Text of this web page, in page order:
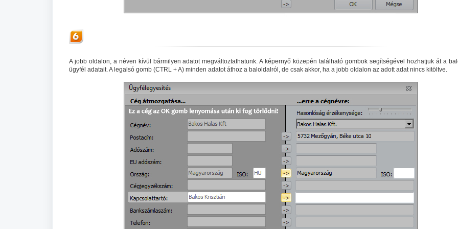
A jobb oldalon, a néven kívül bármilyen adatot megváltoztathatunk. A képernyő közepén található gombok segítségével hozhatjuk át a
ügyfél adatait. A legalsó gomb (CTRL + A) minden adatot áthoz a baloldalról, de csak akkor, ha a jobb oldalon az adott adat nincs kitöltve.